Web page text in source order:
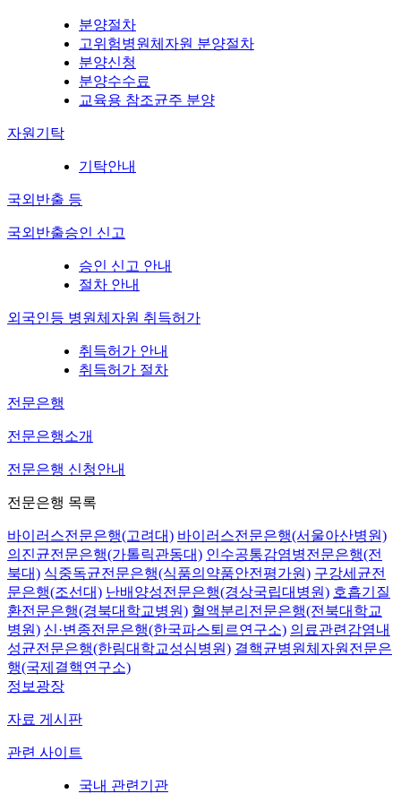
분양절차
고위험병원체자원 분양절차
분양신청
분양수수료
교육용 참조균주 분양
자원기탁
기탁안내
국외반출 등
국외반출승인 신고
승인 신고 안내
절차 안내
외국인등 병원체자원 취득허가
취득허가 안내
취득허가 절차
전문은행
전문은행소개
전문은행 신청안내
전문은행 목록
바이러스전문은행(고려대) 바이러스전문은행(서울아산병원)
의진균전문은행(가톨릭관동대) 인수공통감염병전문은행(전
북대) 식중독균전문은행(식품의약품안전평가원) 구강세균전
문은행(조선대) 난배양성전문은행(경상국립대병원) 호흡기질
환전문은행(경북대학교병원) 혈액분리전문은행(전북대학교
병원) 신·변종전문은행(한국파스퇴르연구소) 의료관련감염내
성균전문은행(한림대학교성심병원) 결핵균병원체자원전문은
행(국제결핵연구소)
정보광장
자료 게시판
관련 사이트
국내 관련기관